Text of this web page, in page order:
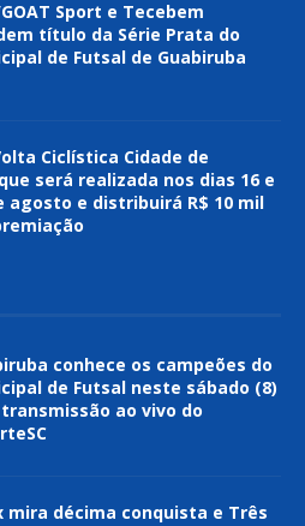
Sport e Tecebem
título da Série Prata do
de Futsal de Guabiruba
Ciclística Cidade de
será realizada nos dias 16 e
agosto e distribuirá R$ 10 mil
conhece os campeões do
de Futsal neste sábado (8)
ao vivo do
mira décima conquista e Três